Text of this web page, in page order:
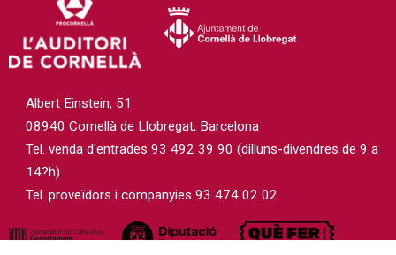
Albert Einstein, 51
08940 Cornellà de Llobregat, Barcelona
Tel. venda d'entrades 93 492 39 90 (dilluns-divendres de 9 a
14?h)
Tel. proveïdors i companyies 93 474 02 02